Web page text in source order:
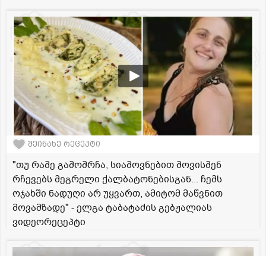
შეინახე რეცეპტი
"თუ რამე გამომრჩა, სიამოვნებით მოვისმენ
რჩევებს მეგრელი ქალბატონებისგან... ჩემს
ოჯახში ნადუღი არ უყვართ, ამიტომ მაწვნით
მოვამზადე" - ელგა ტაბატაძის გებჟალიას
ვიდეორეცეპტი